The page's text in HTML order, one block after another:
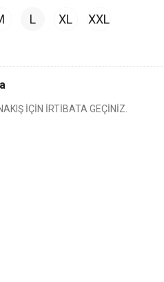
L XL XXL
İÇİN İRTİBATA GEÇİNİZ.